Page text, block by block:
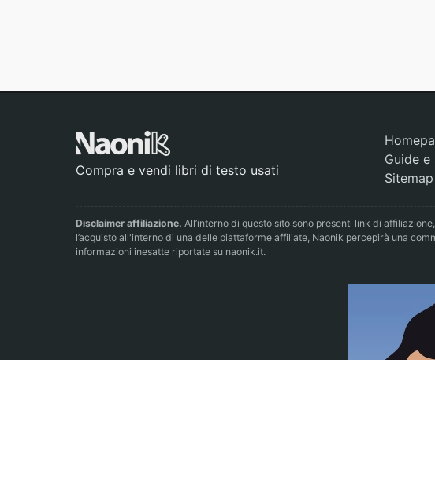
Compra e vendi libri di testo usati
Guide
Sitemap